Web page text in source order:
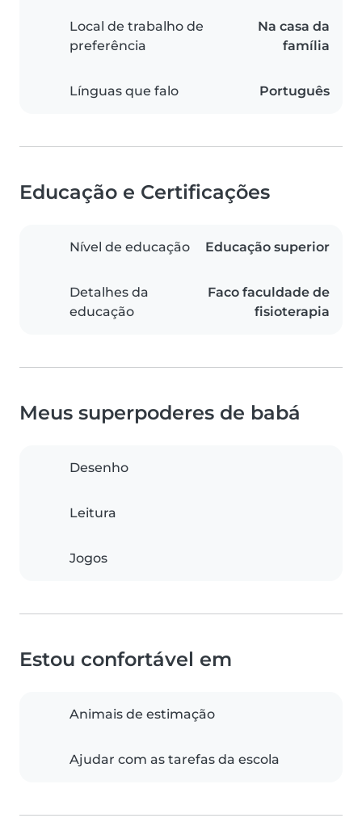
Local de trabalho de
preferência
Na casa da
família
Línguas que falo Português
Educação e Certificações
Nível de educação Educação superior
Detalhes da
educação
Faco faculdade de
fisioterapia
Meus superpoderes de babá
Desenho
Leitura
Jogos
Estou confortável em
Animais de estimação
Ajudar com as tarefas da escola